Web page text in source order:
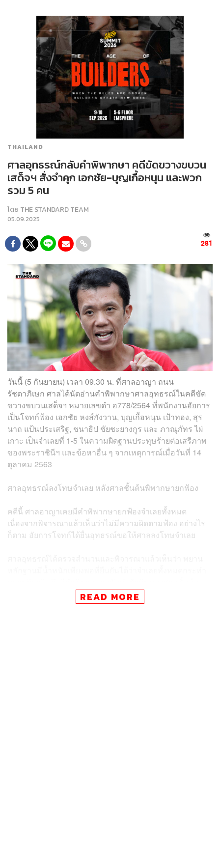
THAILAND
ศาลอุทธรณ์กลับคำพิพากษา คดีขัดขวางขบวน
เสด็จฯ สั่งจำคุก เอกชัย-บุญเกื้อหนุน และพวก
รวม 5 คน
โดย THE STANDARD TEAM
05.09.2025
281
วันนี้ (5 กันยายน) เวลา 09.30 น. ที่ศาลอาญา ถนน
รัชดาภิเษก ศาลได้นัดอ่านคำพิพากษาศาลอุทธรณ์ในคดีขัด
ขวางขบวนเสด็จฯ หมายเลขดำ อ778/2564 ที่พนักงานอัยการ
เป็นโจทก์ฟ้อง เอกชัย หงส์กังวาน, บุญเกื้อหนุน เป้าทอง, สุร
นาถ แป้นประเสริฐ, ชนาธิป ชัยชะยางกูร และ ภาณุภัทร ไผ่
เกาะ เป็นจำเลยที่ 1-5 ในความผิดฐานประทุษร้ายต่อเสรีภาพ
ของพระราชินีฯ และข้อหาอื่น ๆ จากเหตุการณ์เมื่อวันที่ 14
ตุลาคม 2563
ศาลอุทธรณ์ลงโทษจำเลย หลังศาลชั้นต้นพิพากษายกฟ้อง
คดีนี้ ศาลอาญาเคยมีคำพิพากษายกฟ้องจำเลยทั้งหมด
เนื่องจากพิจารณาแล้วเห็นว่าไม่มีความผิดตามฟ้อง อย่างไร
ก็ตาม อัยการโจทก์ได้ยื่นอุทธรณ์ขอให้ศาลลงโทษจำเลย
โดยมีคำสั่งลงโทษจำคุกจำเลย ดังนี้
READ MORE